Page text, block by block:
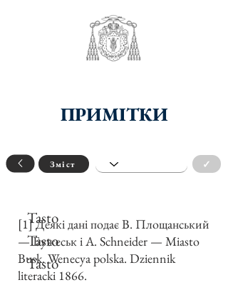
ПРИМІТКИ
Зміст ✓
[1] Деякі дані подає В. Площанський
— Бужеськ і A. Schneider — Miasto
Busk. Wenecya polska. Dziennik
literacki 1866.
Tasto
Tasto
Tasto